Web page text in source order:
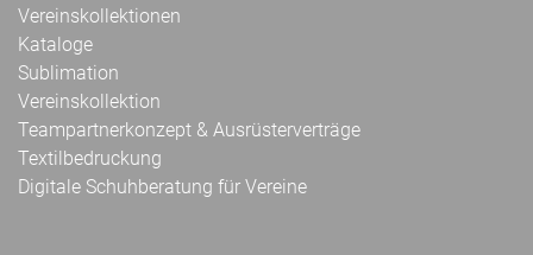
Vereinskollektionen
Kataloge
Sublimation
Vereinskollektion
Teampartnerkonzept & Ausrüsterverträge
Textilbedruckung
Digitale Schuhberatung für Vereine